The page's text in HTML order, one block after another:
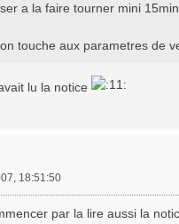
a la faire tourner mini
touche aux parametres de
lu la notice
18:51:50
par la lire aussi la